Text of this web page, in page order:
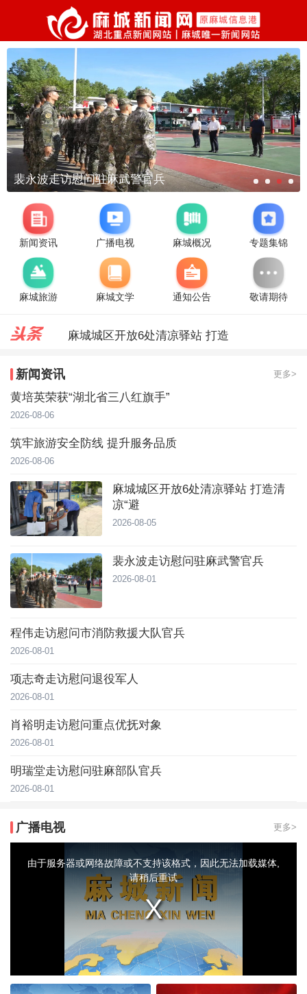
走访慰问驻麻武警官兵 合
新闻资讯 广播电视 麻城概况 专题集锦
麻城旅游 麻城文学 通知公告 敬请期待
麻城城区开放6处清凉驿站 打造
合武高铁“智梁”赋能 跑出建设加
新闻资讯 更多>
黄培英荣获“湖北省三八红旗手”
2026-08-06
筑牢旅游安全防线 提升服务品质
2026-08-06
麻城城区开放6处清凉驿站 打造清
凉“避
2026-08-05
裴永波走访慰问驻麻武警官兵
2026-08-01
程伟走访慰问市消防救援大队官兵
2026-08-01
项志奇走访慰问退役军人
2026-08-01
肖裕明走访慰问重点优抚对象
2026-08-01
明瑞堂走访慰问驻麻部队官兵
2026-08-01
广播电视 更多>
modal由于服务器或网络故障或不支持该格式，因此无法加载媒体,
请稍后重试